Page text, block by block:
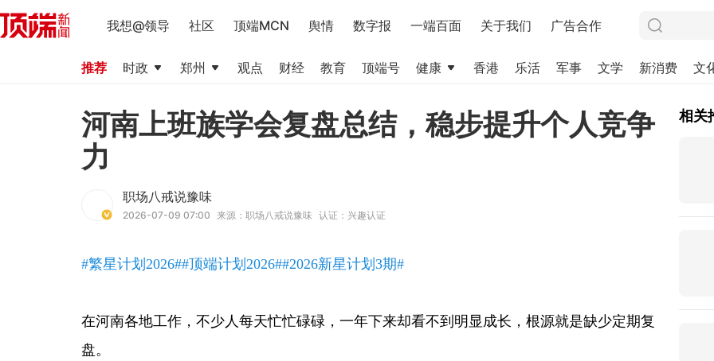
我想@领导 社区 顶端MCN 舆情 数字报 一端百面 关于我们 广告合作
推荐 时政 郑州 观点 财经 教育 顶端号 健康 香港 乐活 军事 文学 新消费 文
河南上班族学会复盘总结，稳步提升个人竞争
力
职场八戒说豫味
2026-07-09 07:00 来源：职场八戒说豫味 认证：兴趣认证
#繁星计划2026##顶端计划2026##2026新星计划3期#
在河南各地工作，不少人每天忙忙碌碌，一年下来却看不到明显成长，根源就是缺少定期复
盘。
相关